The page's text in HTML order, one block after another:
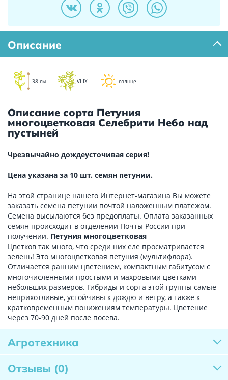
Описание
38 см VI-IX солнце
Описание сорта Петуния
многоцветковая Селебрити Небо над
пустыней
Чрезвычайно дождеусточивая серия!
Цена указана за 10 шт. семян петунии.
На этой странице нашего Интернет-магазина Вы можете
заказать семена петунии почтой наложенным платежом.
Семена высылаются без предоплаты. Оплата заказанных
семян происходит в отделении Почты России при
получении. Петуния многоцветковая
Цветков так много, что среди них еле просматривается
зелень! Это многоцветковая петуния (мультифлора).
Отличается ранним цветением, компактным габитусом с
многочисленными простыми и махровыми цветками
небольших размеров. Гибриды и сорта этой группы самые
неприхотливые, устойчивы к дождю и ветру, а также к
кратковременным понижениям температуры. Цветение
через 70-90 дней после посева.
Агротехника
Отзывы (0)